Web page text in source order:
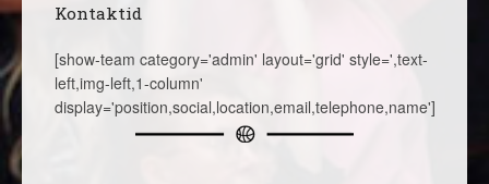
Kontaktid
[show-team category='admin' layout='grid' style=',text-
left,img-left,1-column'
display='position,social,location,email,telephone,name']